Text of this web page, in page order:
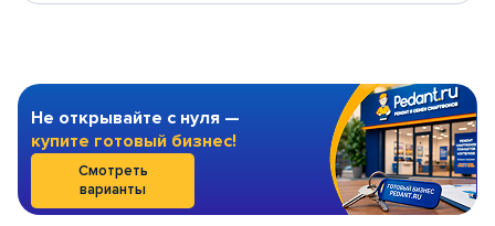
Не открывайте с нуля —
купите готовый бизнес!
Смотреть
варианты